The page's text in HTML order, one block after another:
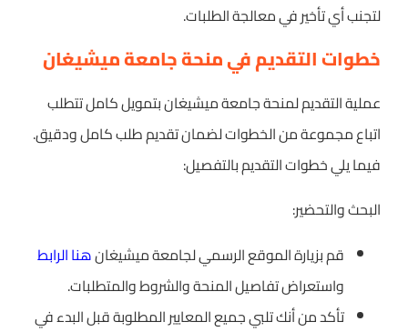
لتجنب أي تأخير في معالجة الطلبات.
خطوات التقديم في منحة جامعة ميشيغان
عملية التقديم لمنحة جامعة ميشيغان بتمويل كامل تتطلب
اتباع مجموعة من الخطوات لضمان تقديم طلب كامل ودقيق.
فيما يلي خطوات التقديم بالتفصيل:
البحث والتحضير:
قم بزيارة الموقع الرسمي لجامعة ميشيغانهنا الرابط
واستعراض تفاصيل المنحة والشروط والمتطلبات.
تأكد من أنك تلبي جميع المعايير المطلوبة قبل البدء في